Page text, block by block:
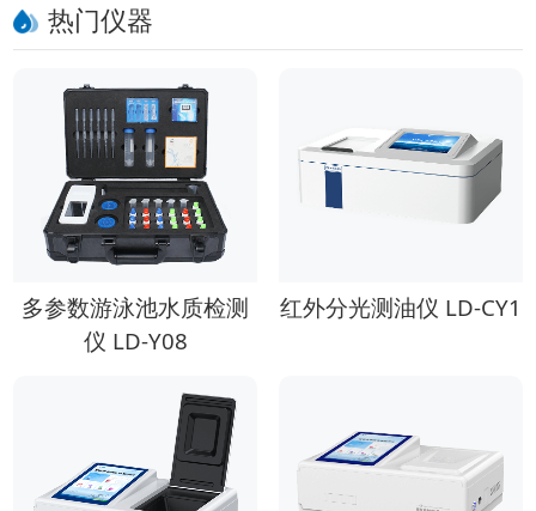
热门仪器
多参数游泳池水质检测
仪 LD-Y08
红外分光测油仪 LD-CY1